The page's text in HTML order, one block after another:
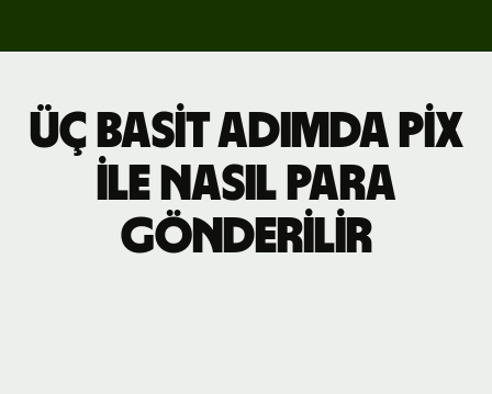
Üç basit adımda Pix
ile nasıl para
gönderilir